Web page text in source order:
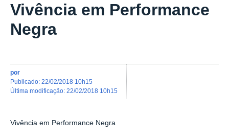
Vivência em Performance
Negra
por
publicado: 22/02/2018 10h15
última modificação: 22/02/2018 10h15
Vivência em Performance Negra